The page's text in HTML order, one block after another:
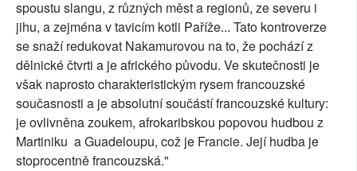
spoustu slangu, z různých měst a regionů, ze severu i
jihu, a zejména v tavicím kotli Paříže... Tato kontroverze
se snaží redukovat Nakamurovou na to, že pochází z
dělnické čtvrti a je afrického původu. Ve skutečnosti je
však naprosto charakteristickým rysem francouzské
současnosti a je absolutní součástí francouzské kultury:
je ovlivněna zoukem, afrokaribskou popovou hudbou z
Martiniku a Guadeloupu, což je Francie. Její hudba je
stoprocentně francouzská."